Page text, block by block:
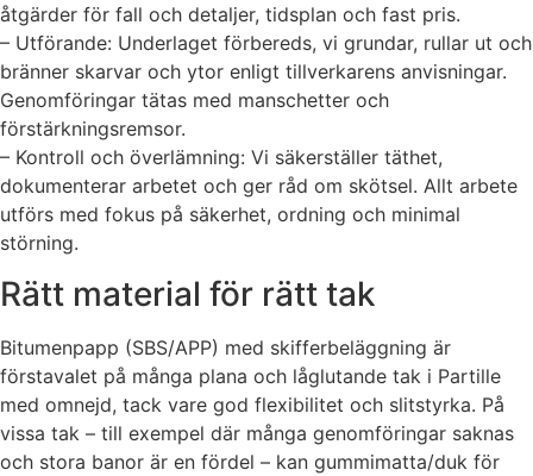
åtgärder för fall och detaljer, tidsplan och fast pris.
– Utförande: Underlaget förbereds, vi grundar, rullar ut och
bränner skarvar och ytor enligt tillverkarens anvisningar.
Genomföringar tätas med manschetter och
förstärkningsremsor.
– Kontroll och överlämning: Vi säkerställer täthet,
dokumenterar arbetet och ger råd om skötsel. Allt arbete
utförs med fokus på säkerhet, ordning och minimal
störning.
Rätt material för rätt tak
Bitumenpapp (SBS/APP) med skifferbeläggning är
förstavalet på många plana och låglutande tak i Partille
med omnejd, tack vare god flexibilitet och slitstyrka. På
vissa tak – till exempel där många genomföringar saknas
och stora banor är en fördel – kan gummimatta/duk för